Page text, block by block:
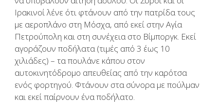
Ιρακινοί λένε ότι φτάνουν από την πατρίδα τους
με αεροπλάνο στη Μόσχα, από εκεί στην Αγία
Πετρούπολη και στη συνέχεια στο Βίμποργκ. Εκεί
αγοράζουν ποδήλατα (τιμές από 3 έως 10
χιλιάδες) – τα πουλάνε κάπου στον
αυτοκινητόδρομο απευθείας από την καρότσα
ενός φορτηγού. Φτάνουν στα σύνορα με πούλμαν
και εκεί παίρνουν ένα ποδήλατο.